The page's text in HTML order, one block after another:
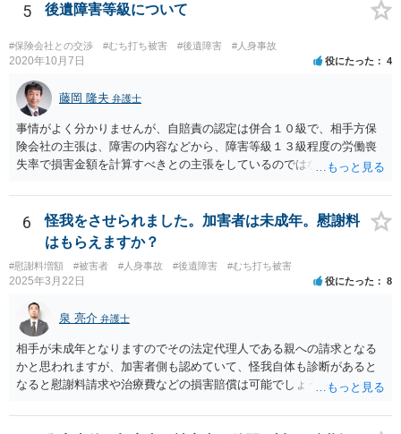
5 後遺障害等級について
#保険会社との交渉 #むち打ち被害 #後遺障害 #人身事故
2020年10月7日 役にたった 4
藤岡 隆夫 弁護士
事情がよく分かりませんが、自賠責の認定は併合１０級で、相手方保
険会社の主張は、障害の内容などから、障害等級１３級程度の労働喪
失率で損害金額を計算すべきとの主張をしているのではないでしょう
ので、弁護士を交代しても状況は変わらないでしょう。今の弁護士と
十分に打ち合わせをすることが重要だと思います。
6
怪我をさせられました。加害者は未成年。慰謝料
はもらえますか？
#慰謝料増額 #被害者 #人身事故 #後遺障害 #むち打ち被害
2025年3月22日 役にたった 8
泉 亮介 弁護士
相手が未成年となりますのでその法定代理人である親への請求となる
かと思われますが、加害者側も認めていて、怪我自体も診断があると
なると慰謝料請求や治療費などの損害賠償は可能でしょう。 整骨院へ
い場合が多いです。 また、保険会社から提案される金額は低めに出さ